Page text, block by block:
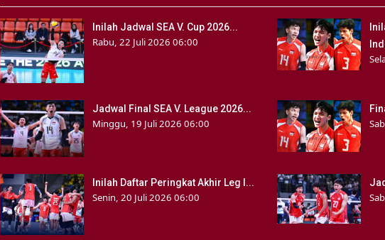
Inilah Jadwal SEA V. Cup 2026...
Rabu, 22 Juli 2026 06:00
Jadwal Final SEA V. League 2026...
Minggu, 19 Juli 2026 06:00
Inilah Daftar Peringkat Akhir Leg I...
Senin, 20 Juli 2026 06:00